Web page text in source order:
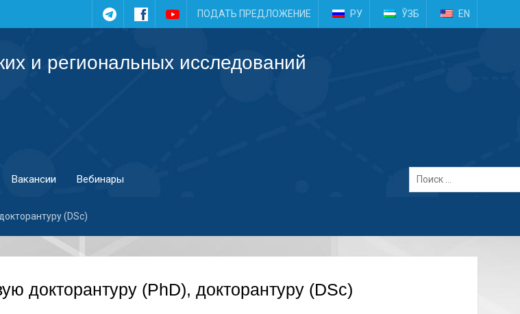
TelegramFacebookYouTubeПОДАТЬ ПРЕДЛОЖЕНИЕ РУ ЎЗБ EN
и региональных исследований
Вакансии Вебинары
(DSc)
докторантуру (PhD), докторантуру (DSc)